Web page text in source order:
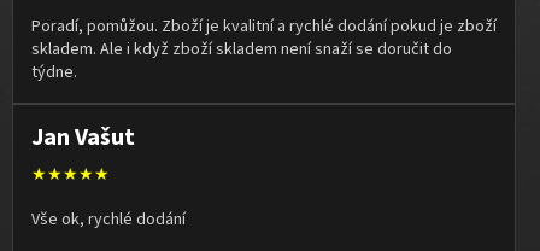
Poradí, pomůžou. Zboží je kvalitní a rychlé dodání pokud je zboží
skladem. Ale i když zboží skladem není snaží se doručit do
týdne.
Jan Vašut
★★★★★
Vše ok, rychlé dodání